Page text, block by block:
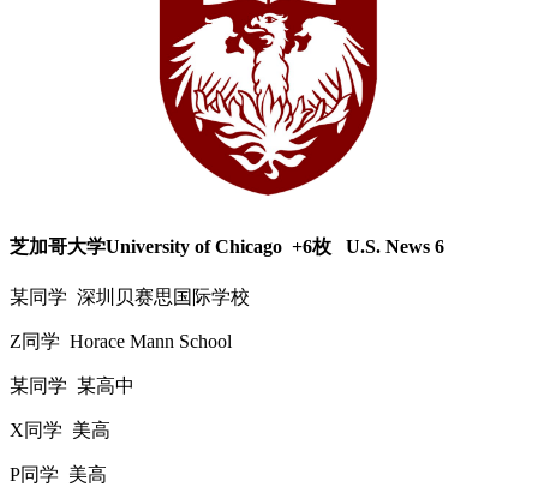
芝加哥大学University of Chicago +6枚 U.S. News 6
某同学 深圳贝赛思国际学校
Z同学 Horace Mann School
某同学 某高中
X同学 美高
P同学 美高